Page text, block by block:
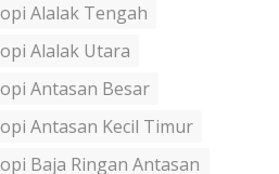
Alalak Tengah
Alalak Utara
Antasan Besar
Antasan Kecil Timur
Baja Ringan Antasan